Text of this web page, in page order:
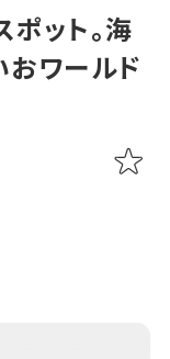
＃コーヒー
ット。海
ワールド